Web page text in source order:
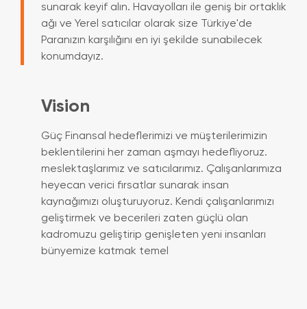
sunarak keyif alın. Havayolları ile geniş bir ortaklık
ağı ve Yerel satıcılar olarak size Türkiye'de
Paranızın karşılığını en iyi şekilde sunabilecek
konumdayız.
Vision
Güç Finansal hedeflerimizi ve müşterilerimizin
beklentilerini her zaman aşmayı hedefliyoruz.
meslektaşlarımız ve satıcılarımız. Çalışanlarımıza
heyecan verici fırsatlar sunarak insan
kaynağımızı oluşturuyoruz. Kendi çalışanlarımızı
geliştirmek ve becerileri zaten güçlü olan
kadromuzu geliştirip genişleten yeni insanları
bünyemize katmak temel